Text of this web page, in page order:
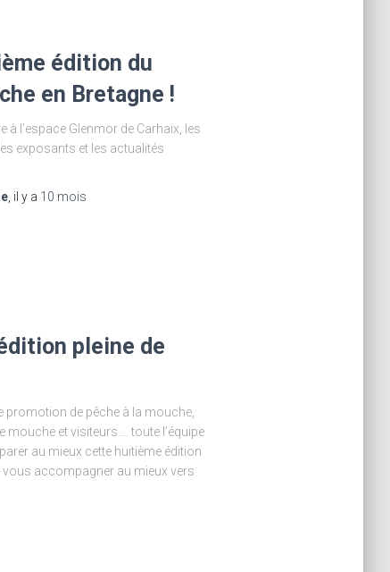
édition du
en Bretagne !
à l’espace Glenmor de Carhaix, les
exposants et les actualités
, il y a 10 mois
pleine de
de pêche à la mouche,
et visiteurs…. toute l’équipe
au mieux cette huitième édition
accompagner au mieux vers